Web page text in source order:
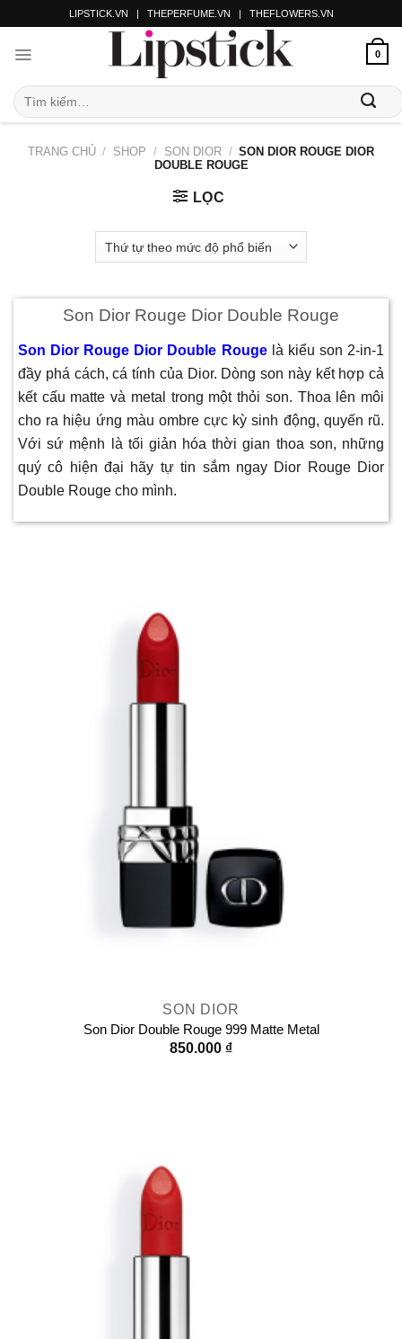
LIPSTICK.VN | THEPERFUME.VN | THEFLOWERS.VN
0
TRANG CHỦ / SHOP / SON DIOR / SON DIOR ROUGE DIOR
DOUBLE ROUGE
LỌC
Son Dior Rouge Dior Double Rouge
Son Dior Rouge Dior Double Rouge là kiểu son 2-in-1
đầy phá cách, cá tính của Dior. Dòng son này kết hợp cả
kết cấu matte và metal trong một thỏi son. Thoa lên môi
cho ra hiệu ứng màu ombre cực kỳ sinh động, quyến rũ.
Với sứ mệnh là tối giản hóa thời gian thoa son, những
quý cô hiện đại hãy tự tin sắm ngay Dior Rouge Dior
Double Rouge cho mình.
SON DIOR
Son Dior Double Rouge 999 Matte Metal
850.000 ₫